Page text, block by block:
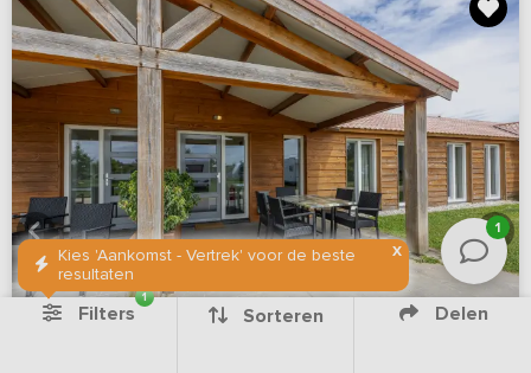
X
Kies 'Aankomst - Vertrek' voor de beste
resultaten
1
Filters
1
Sorteren Delen